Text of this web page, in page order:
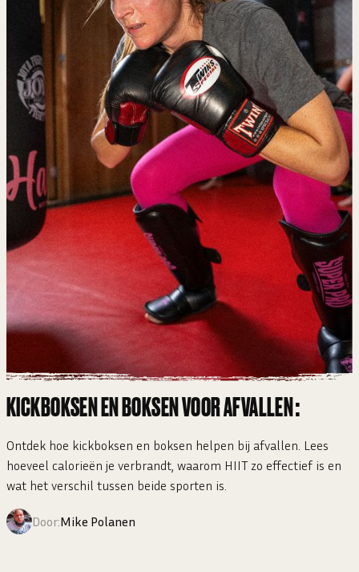
KICKBOKSEN EN BOKSEN VOOR AFVALLEN:
Ontdek hoe kickboksen en boksen helpen bij afvallen. Lees
hoeveel calorieën je verbrandt, waarom HIIT zo effectief is en
wat het verschil tussen beide sporten is.
Door:Mike Polanen